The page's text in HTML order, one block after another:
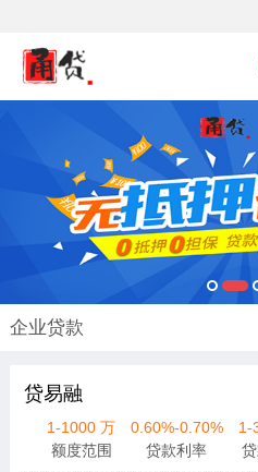
企业贷款
贷易融
1-1000 万
额度范围
0.60%-0.70%
贷款利率
1-